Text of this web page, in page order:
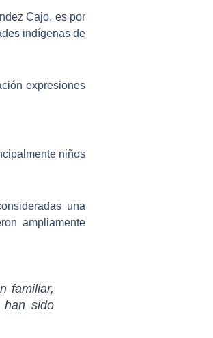
Cajo, es por
indígenas de
expresiones
niños
una
ampliamente
familiar,
han sido